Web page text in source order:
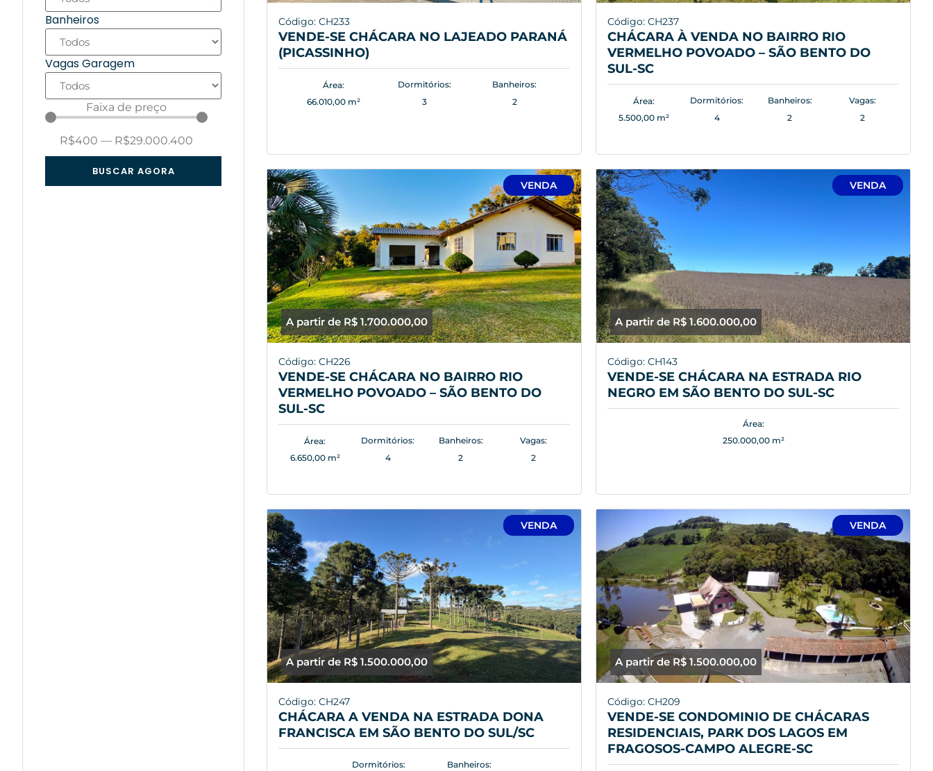
Banheiros
Vagas Garagem
Faixa de preço
R$400 — R$29.000.400
BUSCAR AGORA
Código: CH233
VENDE-SE CHÁCARA NO LAJEADO PARANÁ
(PICASSINHO)
Área:
66.010,00 m²
Dormitórios:
3
Banheiros:
2
Código: CH237
CHÁCARA À VENDA NO BAIRRO RIO
VERMELHO POVOADO – SÃO BENTO DO
SUL-SC
Área:
5.500,00 m²
Dormitórios:
4
Banheiros:
2
Vagas:
2
A partir de R$ 1.700.000,00
VENDA
Código: CH226
VENDE-SE CHÁCARA NO BAIRRO RIO
VERMELHO POVOADO – SÃO BENTO DO
SUL-SC
Área:
6.650,00 m²
Dormitórios:
4
Banheiros:
2
Vagas:
2
A partir de R$ 1.600.000,00
VENDA
Código: CH143
VENDE-SE CHÁCARA NA ESTRADA RIO
NEGRO EM SÃO BENTO DO SUL-SC
Área:
250.000,00 m²
A partir de R$ 1.500.000,00
VENDA
Código: CH247
CHÁCARA A VENDA NA ESTRADA DONA
FRANCISCA EM SÃO BENTO DO SUL/SC
Dormitórios:
Banheiros:
A partir de R$ 1.500.000,00
VENDA
Código: CH209
VENDE-SE CONDOMINIO DE CHÁCARAS
RESIDENCIAIS, PARK DOS LAGOS EM
FRAGOSOS-CAMPO ALEGRE-SC